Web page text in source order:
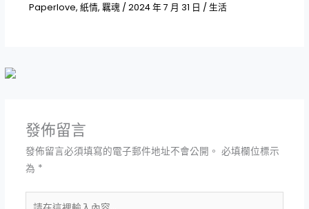
Paperlove, 紙情, 羈魂 / 2024 年 7 月 31 日 / 生活
發佈留言
發佈留言必須填寫的電子郵件地址不會公開。 必填欄位標示
為 *